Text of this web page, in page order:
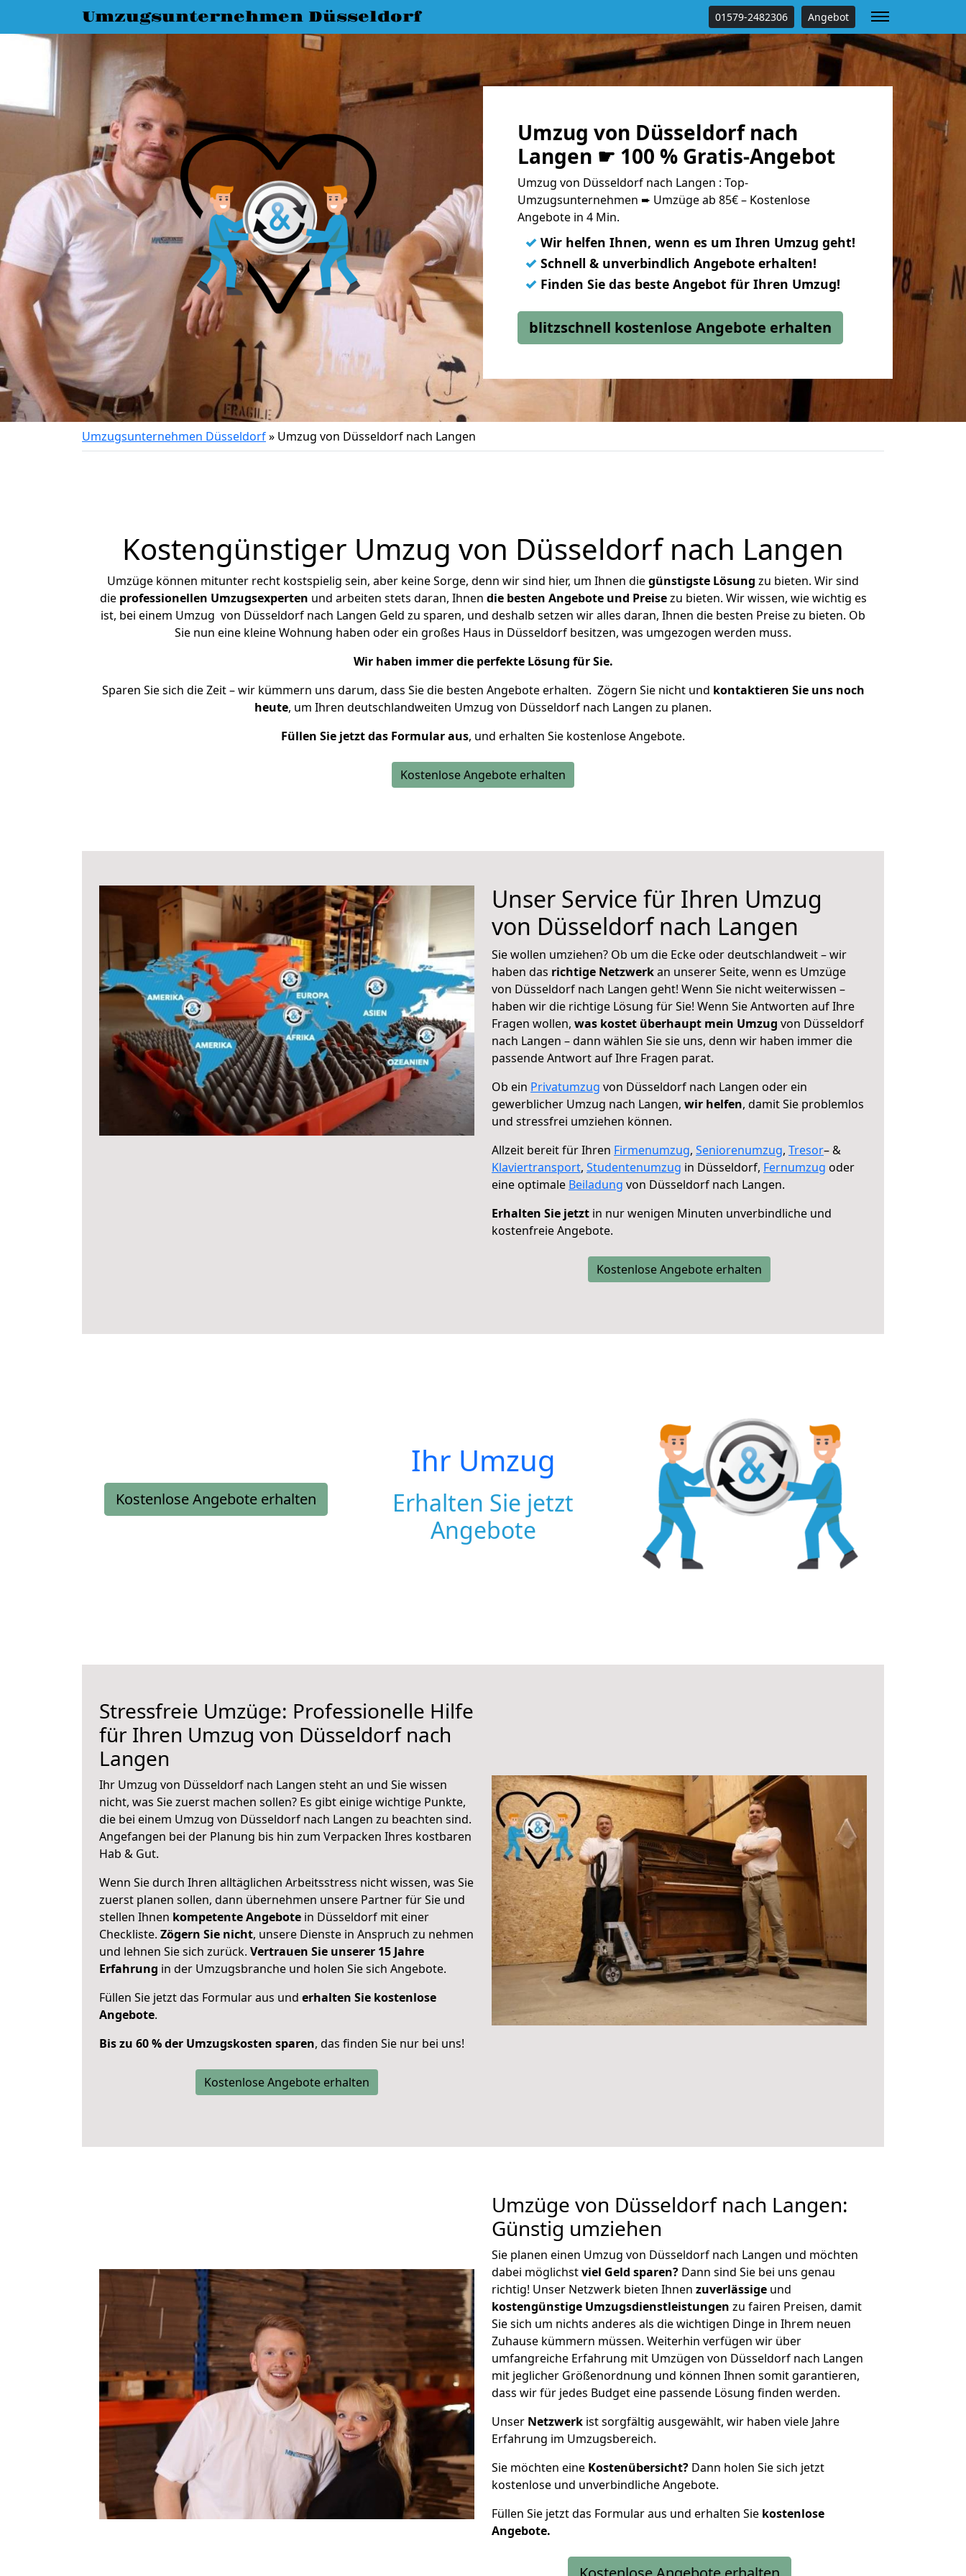
Umzugsunternehmen Düsseldorf 01579-2482306 Angebot
Umzug von Düsseldorf nach
Langen ☛ 100 % Gratis-Angebot
Umzug von Düsseldorf nach Langen : Top-
Umzugsunternehmen ➨ Umzüge ab 85€ – Kostenlose
Angebote in 4 Min.
✓ Wir helfen Ihnen, wenn es um Ihren Umzug geht!
✓ Schnell & unverbindlich Angebote erhalten!
✓ Finden Sie das beste Angebot für Ihren Umzug!
blitzschnell kostenlose Angebote erhalten
Umzugsunternehmen Düsseldorf» Umzug von Düsseldorf nach Langen
Kostengünstiger Umzug von Düsseldorf nach Langen
Umzüge können mitunter recht kostspielig sein, aber keine Sorge, denn wir sind hier, um Ihnen diegünstigste Lösung zu bieten. Wir sind
die professionellen Umzugsexperten und arbeiten stets daran, Ihnen die besten Angebote und Preisezu bieten. Wir wissen, wie wichtig es
ist, bei einem Umzug von Düsseldorf nach Langen Geld zu sparen, und deshalb setzen wir alles daran, Ihnen die besten Preise zu bieten. Ob
Sie nun eine kleine Wohnung haben oder ein großes Haus in Düsseldorf besitzen, was umgezogen werden muss.
Wir haben immer die perfekte Lösung für Sie.
Sparen Sie sich die Zeit – wir kümmern uns darum, dass Sie die besten Angebote erhalten. Zögern Sie nicht und kontaktieren Sie uns noch
heute, um Ihren deutschlandweiten Umzug von Düsseldorf nach Langen zu planen.
Füllen Sie jetzt das Formular aus, und erhalten Sie kostenlose Angebote.
Kostenlose Angebote erhalten
Unser Service für Ihren Umzug
von Düsseldorf nach Langen
Sie wollen umziehen? Ob um die Ecke oder deutschlandweit – wir
haben das richtige Netzwerkan unserer Seite, wenn es Umzüge
von Düsseldorf nach Langen geht! Wenn Sie nicht weiterwissen –
haben wir die richtige Lösung für Sie! Wenn Sie Antworten auf Ihre
Fragen wollen, was kostet überhaupt mein Umzug von Düsseldorf
nach Langen – dann wählen Sie sie uns, denn wir haben immer die
passende Antwort auf Ihre Fragen parat.
Ob ein Privatumzug von Düsseldorf nach Langen oder ein
gewerblicher Umzug nach Langen, wir helfen, damit Sie problemlos
und stressfrei umziehen können.
Allzeit bereit für Ihren Firmenumzug, Seniorenumzug, Tresor– &
Klaviertransport, Studentenumzug in Düsseldorf, Fernumzug oder
eine optimale Beiladung von Düsseldorf nach Langen.
Erhalten Sie jetzt in nur wenigen Minuten unverbindliche und
kostenfreie Angebote.
Kostenlose Angebote erhalten
Kostenlose Angebote erhalten
Ihr Umzug
Erhalten Sie jetzt
Angebote
Stressfreie Umzüge: Professionelle Hilfe
für Ihren Umzug von Düsseldorf nach
Langen
Ihr Umzug von Düsseldorf nach Langen steht an und Sie wissen
nicht, was Sie zuerst machen sollen? Es gibt einige wichtige Punkte,
die bei einem Umzug von Düsseldorf nach Langen zu beachten sind.
Angefangen bei der Planung bis hin zum Verpacken Ihres kostbaren
Hab & Gut.
Wenn Sie durch Ihren alltäglichen Arbeitsstress nicht wissen, was Sie
zuerst planen sollen, dann übernehmen unsere Partner für Sie und
stellen Ihnen kompetente Angebote in Düsseldorf mit einer
Checkliste. Zögern Sie nicht, unsere Dienste in Anspruch zu nehmen
und lehnen Sie sich zurück. Vertrauen Sie unserer 15 Jahre
Erfahrung in der Umzugsbranche und holen Sie sich Angebote.
Füllen Sie jetzt das Formular aus und erhalten Sie kostenlose
Angebote.
Bis zu 60 % der Umzugskosten sparen, das finden Sie nur bei uns!
Kostenlose Angebote erhalten
Umzüge von Düsseldorf nach Langen:
Günstig umziehen
Sie planen einen Umzug von Düsseldorf nach Langen und möchten
dabei möglichstviel Geld sparen? Dann sind Sie bei uns genau
richtig! Unser Netzwerk bieten Ihnen zuverlässige und
kostengünstige Umzugsdienstleistungen zu fairen Preisen, damit
Sie sich um nichts anderes als die wichtigen Dinge in Ihrem neuen
Zuhause kümmern müssen. Weiterhin verfügen wir über
umfangreiche Erfahrung mit Umzügen von Düsseldorf nach Langen
mit jeglicher Größenordnung und können Ihnen somit garantieren,
dass wir für jedes Budget eine passende Lösung finden werden.
Unser Netzwerk ist sorgfältig ausgewählt, wir haben viele Jahre
Erfahrung im Umzugsbereich.
Sie möchten eine Kostenübersicht? Dann holen Sie sich jetzt
kostenlose und unverbindliche Angebote.
Füllen Sie jetzt das Formular aus und erhalten Sie kostenlose
Angebote.